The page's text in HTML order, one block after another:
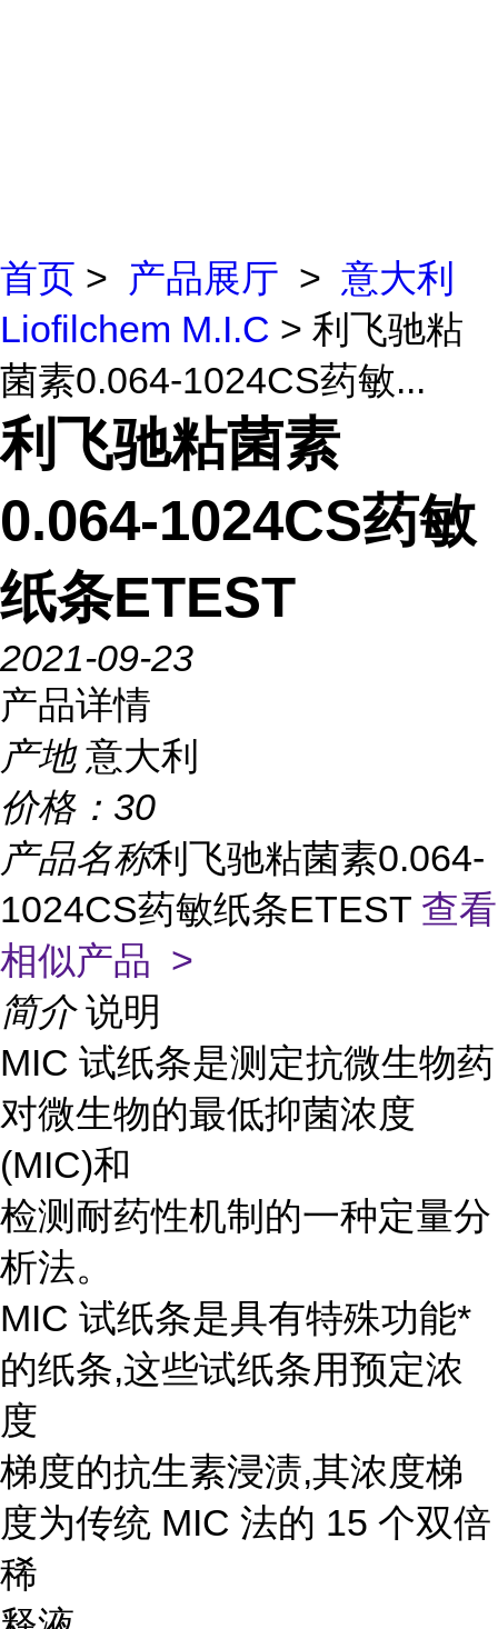
首页 > 产品展厅 > 意大利
Liofilchem M.I.C > 利飞驰粘
菌素0.064-1024CS药敏...
利飞驰粘菌素
0.064-1024CS药敏
纸条ETEST
2021-09-23
产品详情
产地 意大利
价格： 30
产品名称利飞驰粘菌素0.064-
1024CS药敏纸条ETEST 查看
相似产品 >
简介 说明
MIC 试纸条是测定抗微生物药
对微生物的最低抑菌浓度
(MIC)和
检测耐药性机制的一种定量分
析法。
MIC 试纸条是具有特殊功能*
的纸条,这些试纸条用预定浓
度
梯度的抗生素浸渍,其浓度梯
度为传统 MIC 法的 15 个双倍
稀